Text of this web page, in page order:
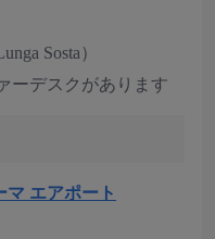
Sosta）
ーデスクがあります
マ エアポート